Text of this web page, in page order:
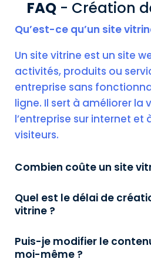
FAQ - Création
Qu’est-ce qu’un site
Un site vitrine est un site
activités, produits ou
entreprise sans
ligne. Il sert à améliorer la
l’entreprise sur internet et
visiteurs.
Combien coûte un site
Quel est le délai de
vitrine ?
Puis-je modifier le
moi-même ?